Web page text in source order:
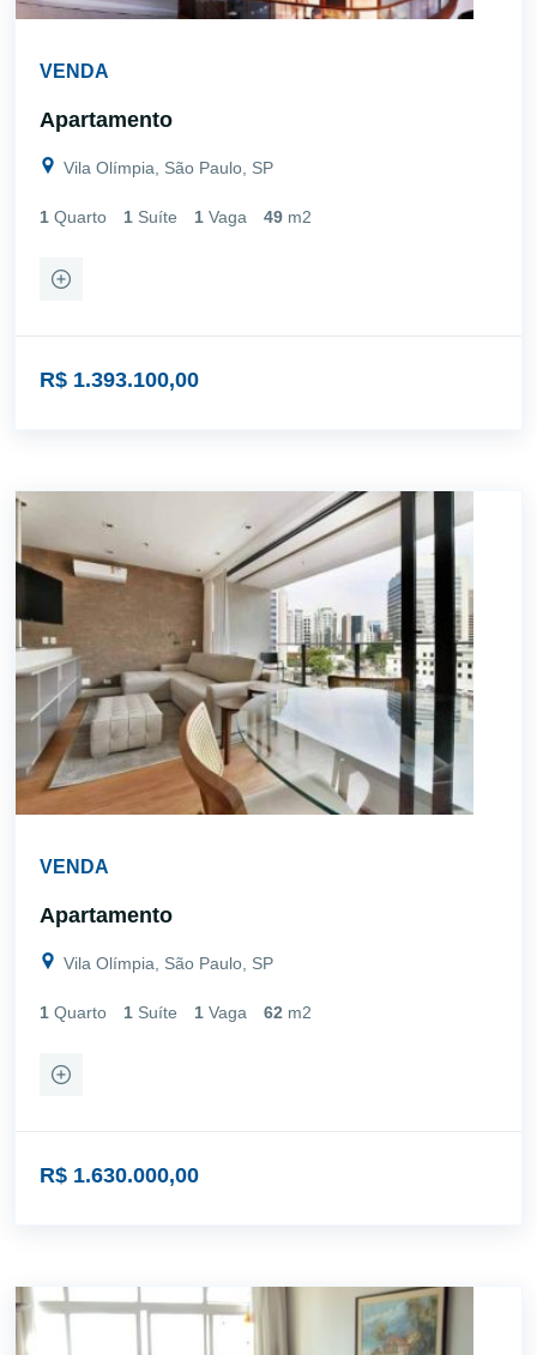
VENDA
Apartamento
Vila Olímpia, São Paulo, SP
1 Quarto 1 Suíte 1 Vaga 49 m2
R$ 1.393.100,00
VENDA
Apartamento
Vila Olímpia, São Paulo, SP
1 Quarto 1 Suíte 1 Vaga 62 m2
R$ 1.630.000,00